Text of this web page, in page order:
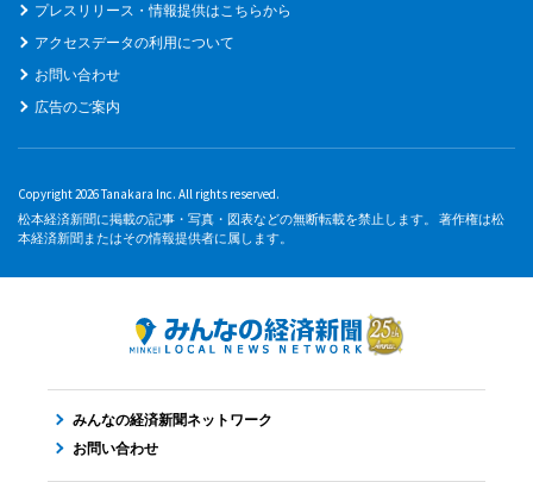
プレスリリース・情報提供はこちらから
アクセスデータの利用について
お問い合わせ
広告のご案内
Copyright 2026 Tanakara Inc. All rights reserved.
松本経済新聞に掲載の記事・写真・図表などの無断転載を禁止します。 著作権は松
本経済新聞またはその情報提供者に属します。
みんなの経済新聞ネットワーク
お問い合わせ